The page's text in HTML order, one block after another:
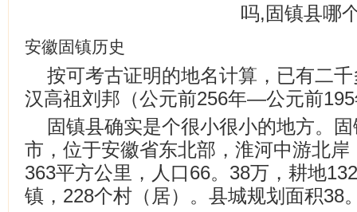
安徽固镇历史
按可考古证明的地名计算，已有二
汉高祖刘邦（公元前256年—公元前
固镇县确实是个很小很小的地方。
市，位于安徽省东北部，淮河中游北
363平方公里，人口66。38万，耕地
镇，228个村（居）。县城规划面积38